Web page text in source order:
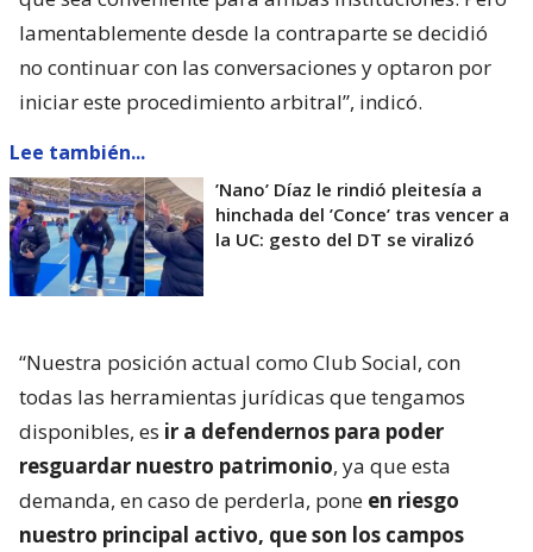
lamentablemente desde la contraparte se decidió
no continuar con las conversaciones y optaron por
iniciar este procedimiento arbitral”, indicó.
Lee también...
’Nano’ Díaz le rindió pleitesía a
hinchada del ’Conce’ tras vencer a
la UC: gesto del DT se viralizó
“Nuestra posición actual como Club Social, con
todas las herramientas jurídicas que tengamos
disponibles, es ir a defendernos para poder
resguardar nuestro patrimonio, ya que esta
demanda, en caso de perderla, pone en riesgo
nuestro principal activo, que son los campos